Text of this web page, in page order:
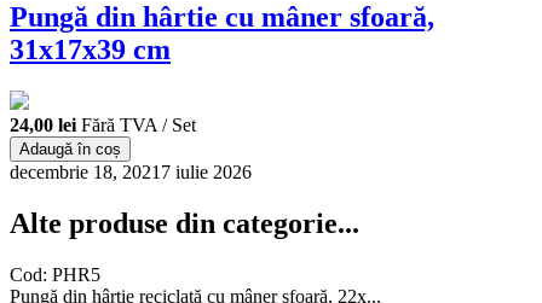
Pungă din hârtie cu mâner sfoară,
31x17x39 cm
24,00 lei Fără TVA / Set
Adaugă în coș
decembrie 18, 2021 7 iulie 2026
Alte produse din categorie...
Cod: PHR5
Pungă din hârtie reciclată cu mâner sfoară, 22x...